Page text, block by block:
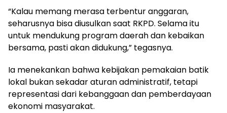
“Kalau memang merasa terbentur anggaran,
seharusnya bisa diusulkan saat RKPD. Selama itu
untuk mendukung program daerah dan kebaikan
bersama, pasti akan didukung,” tegasnya.
Ia menekankan bahwa kebijakan pemakaian batik
lokal bukan sekadar aturan administratif, tetapi
representasi dari kebanggaan dan pemberdayaan
ekonomi masyarakat.